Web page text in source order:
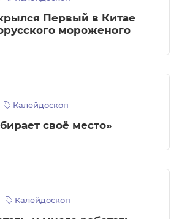
Первый в Китае
мороженого
Калейдоскоп
своё место»
Калейдоскоп